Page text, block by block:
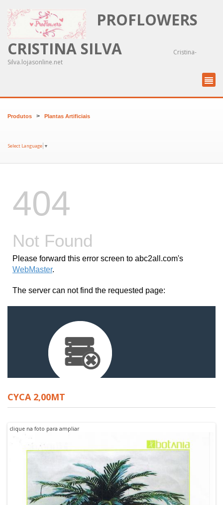
PROFLOWERS
CRISTINA SILVA
Cristina-
Silva.lojasonline.net
Produtos > Plantas Artificiais
Select Language ▼
CYCA 2,00MT
clique na foto para ampliar